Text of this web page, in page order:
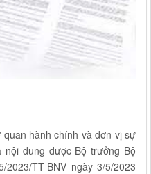
hành chính và đơn vị sự
nội dung được Bộ trưởng Bộ
TT-BNV ngày 3/5/2023